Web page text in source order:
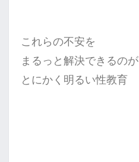
これらの不安を
まるっと解決できるのが
とにかく明るい性教育